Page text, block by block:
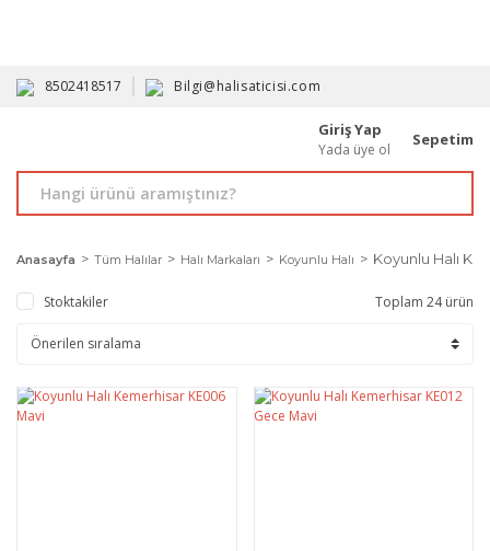
8502418517 Bilgi@halisaticisi.com
Giriş Yap
Yada üye ol
Sepetim
Anasayfa Tüm Halılar Halı Markaları Koyunlu Halı Koyunlu Halı
Stoktakiler Toplam 24 ürün